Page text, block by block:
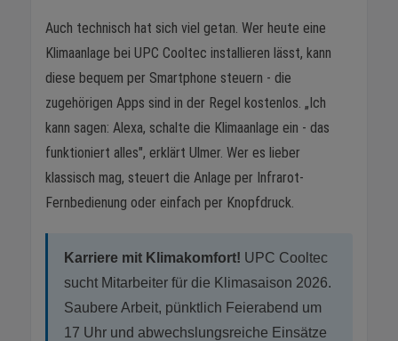
Auch technisch hat sich viel getan. Wer heute eine
Klimaanlage bei UPC Cooltec installieren lässt, kann
diese bequem per Smartphone steuern - die
zugehörigen Apps sind in der Regel kostenlos. „Ich
kann sagen: Alexa, schalte die Klimaanlage ein - das
funktioniert alles", erklärt Ulmer. Wer es lieber
klassisch mag, steuert die Anlage per Infrarot-
Fernbedienung oder einfach per Knopfdruck.
Karriere mit Klimakomfort! UPC Cooltec
sucht Mitarbeiter für die Klimasaison 2026.
Saubere Arbeit, pünktlich Feierabend um
17 Uhr und abwechslungsreiche Einsätze